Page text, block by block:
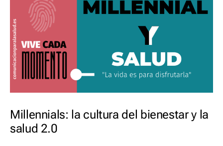
Millennials: la cultura del bienestar y la
salud 2.0